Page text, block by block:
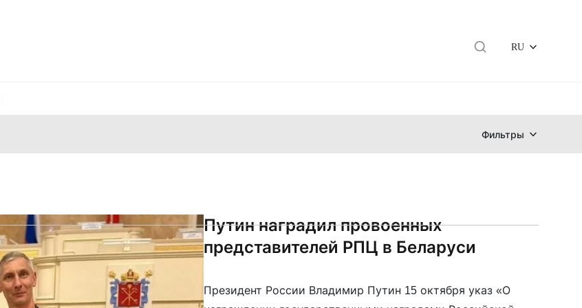
RU
Фильтры
Путин наградил провоенных
представителей РПЦ в Беларуси
Президент России Владимир Путин 15 октября указ «О